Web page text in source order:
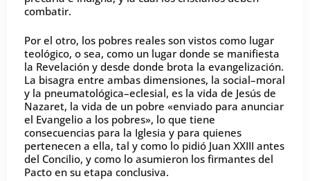
combatir.
Por el otro, los pobres reales son vistos como lugar
teológico, o sea, como un lugar donde se manifiesta
la Revelación y desde donde brota la evangelización.
La bisagra entre ambas dimensiones, la social–moral
y la pneumatológica–eclesial, es la vida de Jesús de
Nazaret, la vida de un pobre «enviado para anunciar
el Evangelio a los pobres», lo que tiene
consecuencias para la Iglesia y para quienes
pertenecen a ella, tal y como lo pidió Juan XXIII antes
del Concilio, y como lo asumieron los firmantes del
Pacto en su etapa conclusiva.